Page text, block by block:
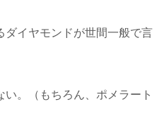
ダイヤモンドが世間一般で言
。（もちろん、ポメラート